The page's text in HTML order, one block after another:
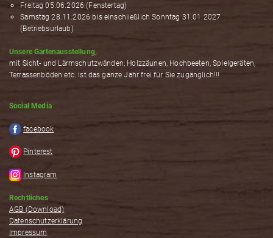
Freitag 05.06.2026 (Fenstertag)
Samstag 28.11.2026 bis einschließlich Sonntag 31.01.2027
(Betriebsurlaub)
Unsere Gartenausstellung,
mit Sicht- und Lärmschutzwänden, Holzzäunen, Hochbeeten, Spielgeräten,
Terrassenböden etc. ist das ganze Jahr frei für Sie zugänglich!!!
Social Media
facebook
Pinterest
Instagram
Rechtliches
AGB (Download)
Datenschutzerklärung
Impressum